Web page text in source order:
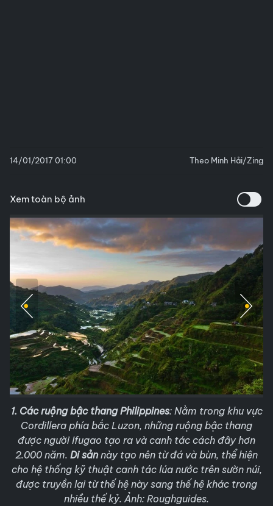
14/01/2017 01:00 Theo Minh Hải/Zing
Xem toàn bộ ảnh
1. Các ruộng bậc thang Philippines: Nằm trong khu vực
Cordillera phía bắc Luzon, những ruộng bậc thang
được người Ifugao tạo ra và canh tác cách đây hơn
2.000 năm. Di sảnnày tạo nên từ đá và bùn, thể hiện
cho hệ thống kỹ thuật canh tác lúa nước trên sườn núi,
được truyền lại từ thế hệ này sang thế hệ khác trong
nhiều thế kỷ. Ảnh: Roughguides.